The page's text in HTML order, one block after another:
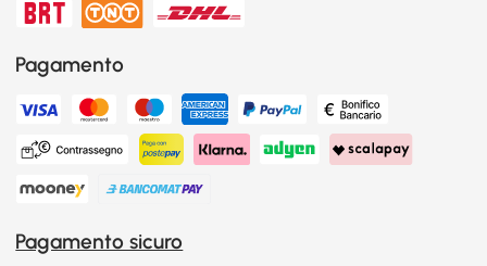
Pagamento
Pagamento sicuro